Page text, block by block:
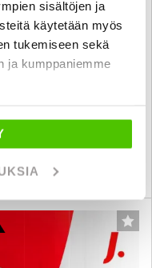
sisältöjen ja
käytetään myös
tukemiseen sekä
ja kumppaniemme
ja kulutonta
Huoltokirja
jyväskylä
WHATSAPP